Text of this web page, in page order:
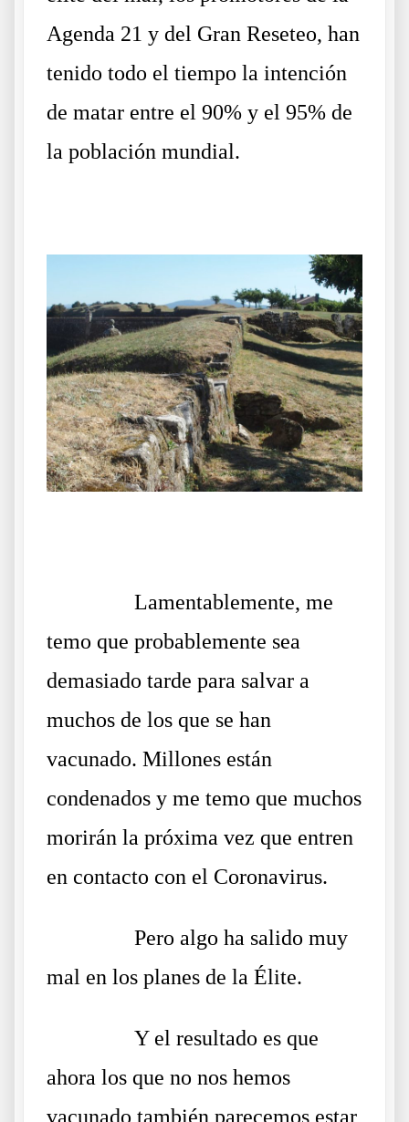
Agenda 21 y del Gran Reseteo, han
tenido todo el tiempo la intención
de matar entre el 90% y el 95% de
la población mundial.
Lamentablemente, me
temo que probablemente sea
demasiado tarde para salvar a
muchos de los que se han
vacunado. Millones están
condenados y me temo que muchos
morirán la próxima vez que entren
en contacto con el Coronavirus.
Pero algo ha salido muy
mal en los planes de la Élite.
Y el resultado es que
ahora los que no nos hemos
vacunado también parecemos estar